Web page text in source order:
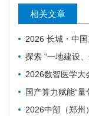
相关文章
2026 长城・中国东北（沈
探索 “一地建设、全域共享” 新范
2026数智医学大会在
国产算力赋能“量化健
2026中部（郑州）国